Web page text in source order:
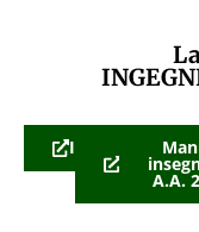
TOLC-
I e
OFAA.A.